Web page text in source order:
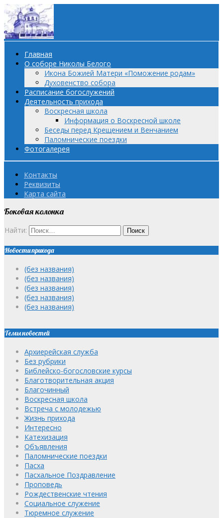
Главная
О соборе Николы Белого
Икона Божией Матери «Поможение родам»
Духовенство собора
Расписание богослужений
Деятельность прихода
Воскресная школа
Информация о Воскресной школе
Беседы перед Крещением и Венчанием
Паломнические поездки
Фотогалерея
Контакты
Реквизиты
Карта сайта
Боковая колонка
Найти:
Новости прихода
(без названия)
(без названия)
(без названия)
(без названия)
(без названия)
Темы новостей
Архиерейская служба
Без рубрики
Библейско-богословские курсы
Благотворительная акция
Благочинный
Воскресная школа
Встреча с молодежью
Жизнь прихода
Интересно
Катехизация
Объявления
Паломнические поездки
Пасха
Пасхальное Поздравление
Проповедь
Рождественские чтения
Социальное служение
Тюремное служение